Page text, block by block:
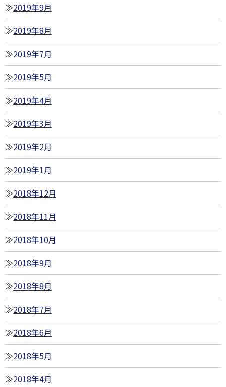
2019年9月
2019年8月
2019年7月
2019年5月
2019年4月
2019年3月
2019年2月
2019年1月
2018年12月
2018年11月
2018年10月
2018年9月
2018年8月
2018年7月
2018年6月
2018年5月
2018年4月